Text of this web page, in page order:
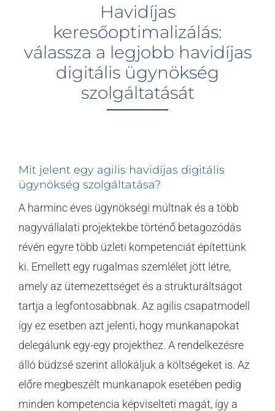
Havidíjas
keresőoptimalizálás:
válassza a legjobb havidíjas
digitális ügynökség
szolgáltatását
Mit jelent egy agilis havidíjas digitális
ügynökség szolgáltatása?
A harminc éves ügynökségi múltnak és a több
nagyvállalati projektekbe történő betagozódás
révén egyre több üzleti kompetenciát építettünk
ki. Emellett egy rugalmas szemlélet jött létre,
amely az ütemezettséget és a strukturáltságot
tartja a legfontosabbnak. Az agilis csapatmodell
így ez esetben azt jelenti, hogy munkanapokat
delegálunk egy-egy projekthez. A rendelkezésre
álló büdzsé szerint allokáljuk a költségeket is. Az
előre megbeszélt munkanapok esetében pedig
minden kompetencia képviselteti magát, így a